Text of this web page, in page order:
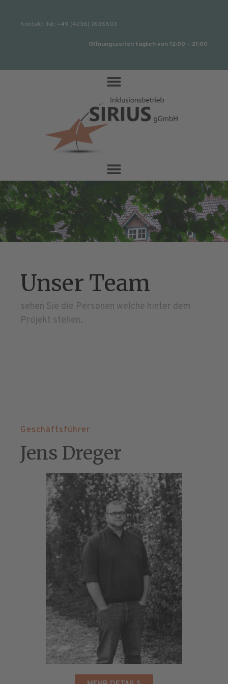
Kontakt: Tel.: +49 (4236) 7635803
Öffnungszeiten täglich von 12:00 – 21:00
Unser Team
sehen Sie die Personen welche hinter dem
Projekt stehen.
Geschäftsführer
Jens Dreger